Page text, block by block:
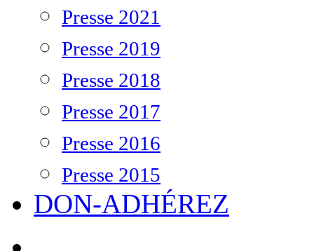
Presse 2021
Presse 2019
Presse 2018
Presse 2017
Presse 2016
Presse 2015
DON-ADHÉREZ